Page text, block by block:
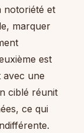
notoriété et
marquer
est
avec une
ciblé réunit
ce qui